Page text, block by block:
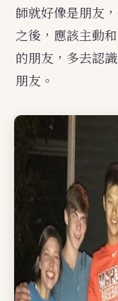
師就好像是朋友
之後，應該主動
的朋友，多去認
朋友。